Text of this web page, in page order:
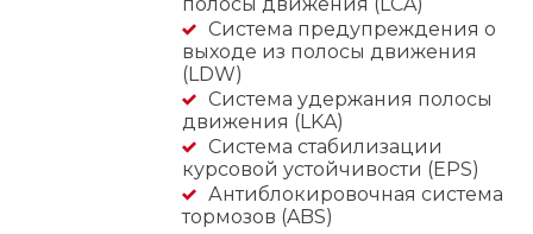
Система предупреждения о
выходе из полосы движения
(LDW)
Система удержания полосы
движения (LKA)
Система стабилизации
курсовой устойчивости (EPS)
Антиблокировочная система
тормозов (ABS)